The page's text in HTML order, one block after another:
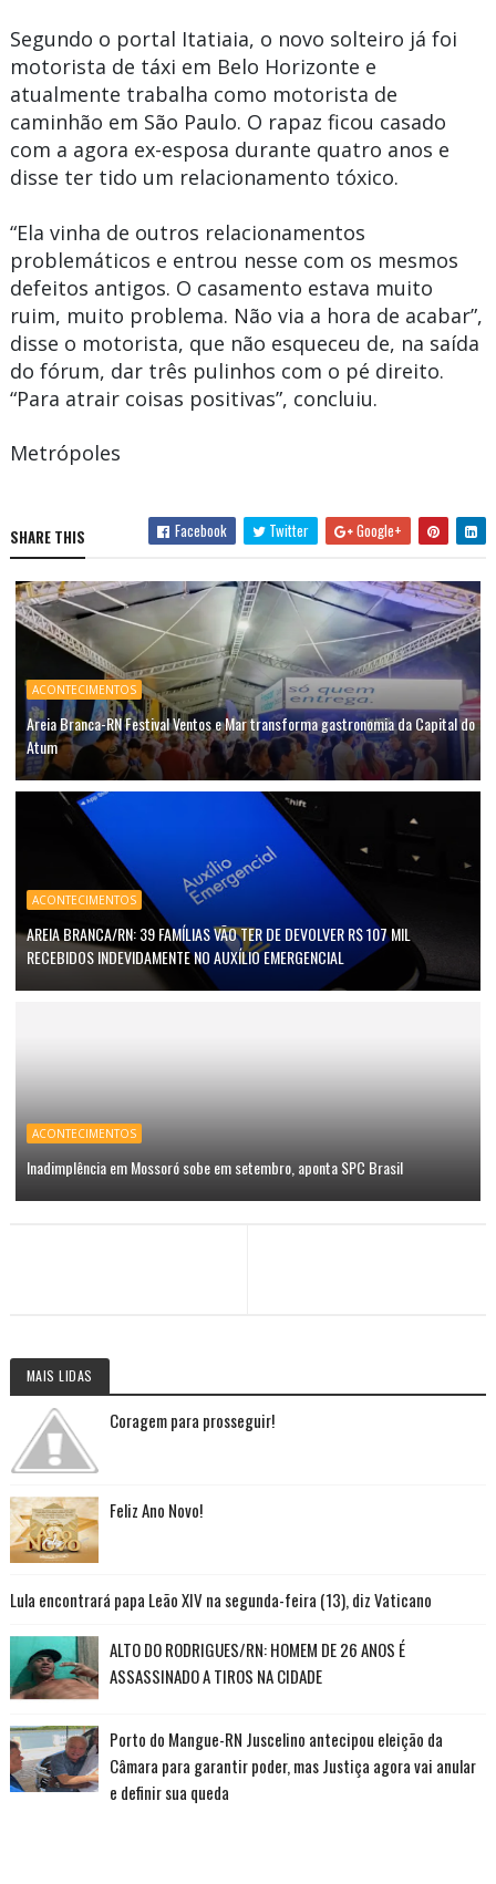
Segundo o portal Itatiaia, o novo solteiro já foi
motorista de táxi em Belo Horizonte e
atualmente trabalha como motorista de
caminhão em São Paulo. O rapaz ficou casado
com a agora ex-esposa durante quatro anos e
disse ter tido um relacionamento tóxico.
“Ela vinha de outros relacionamentos
problemáticos e entrou nesse com os mesmos
defeitos antigos. O casamento estava muito
ruim, muito problema. Não via a hora de acabar”,
disse o motorista, que não esqueceu de, na saída
do fórum, dar três pulinhos com o pé direito.
“Para atrair coisas positivas”, concluiu.
Metrópoles
SHARE THIS Facebook Twitter Google+
ACONTECIMENTOS
Areia Branca-RN Festival Ventos e Mar transforma gastronomia da Capital do
Atum
ACONTECIMENTOS
AREIA BRANCA/RN: 39 FAMÍLIAS VÃO TER DE DEVOLVER R$ 107 MIL
RECEBIDOS INDEVIDAMENTE NO AUXÍLIO EMERGENCIAL
ACONTECIMENTOS
Inadimplência em Mossoró sobe em setembro, aponta SPC Brasil
MAIS LIDAS
Coragem para prosseguir!
Feliz Ano Novo!
Lula encontrará papa Leão XIV na segunda-feira (13), diz Vaticano
ALTO DO RODRIGUES/RN: HOMEM DE 26 ANOS É
ASSASSINADO A TIROS NA CIDADE
Porto do Mangue-RN Juscelino antecipou eleição da
Câmara para garantir poder, mas Justiça agora vai anular
e definir sua queda